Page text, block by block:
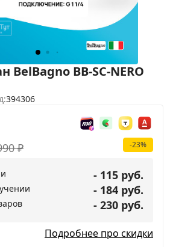
BB-SC-NERO
394306
₽ -23%
- 115 руб.
- 184 руб.
- 230 руб.
Подробнее про скидки